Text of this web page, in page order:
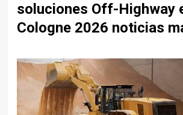
soluciones Off-Highway
Cologne 2026 noticias